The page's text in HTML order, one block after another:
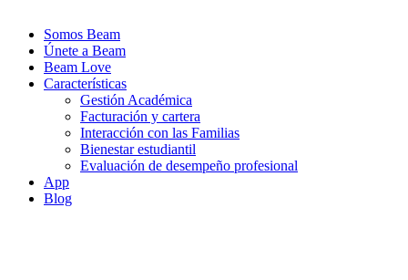
Somos Beam
Únete a Beam
Beam Love
Características
Gestión Académica
Facturación y cartera
Interacción con las Familias
Bienestar estudiantil
Evaluación de desempeño profesional
App
Blog